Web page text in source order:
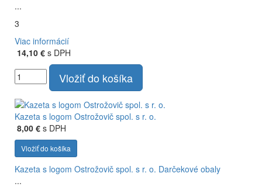
...
3
Viac informácií
14,10 € s DPH
Vložiť do košíka
Kazeta s logom Ostrožovič spol. s r. o.
8,00 € s DPH
Vložiť do košíka
Kazeta s logom Ostrožovič spol. s r. o. Darčekové obaly
...